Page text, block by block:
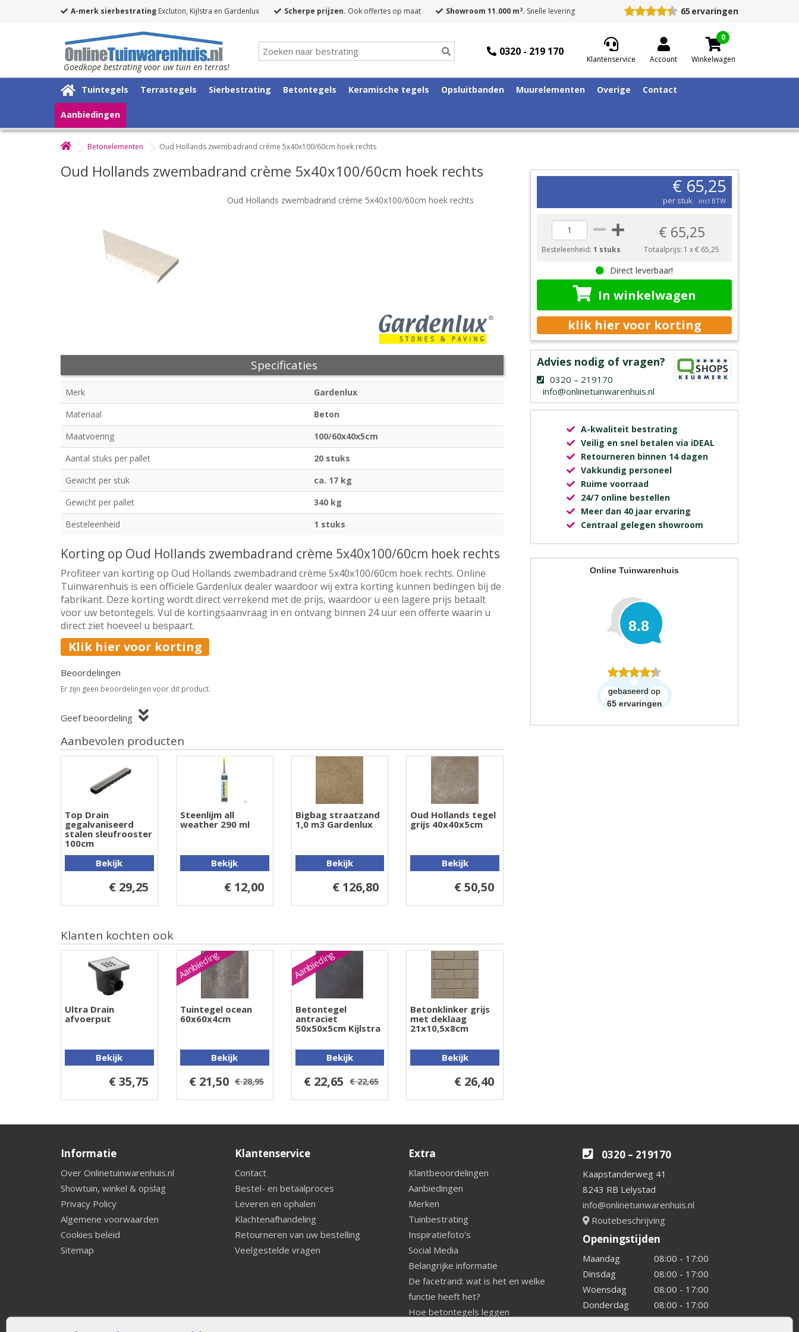
A-merk sierbestrating Excluton, Kijlstra en Gardenlux Scherpe prijzen. Ook offertes op maat Showroom 11.000 m2. Snelle levering 65 ervaringen
Goedkope bestrating voor uw tuin en terras!
0320 - 219 170
Klantenservice Account
0
Winkelwagen
Tuintegels Terrastegels Sierbestrating Betontegels Keramische tegels Opsluitbanden Muurelementen Overige Contact
Aanbiedingen
Betonelementen Oud Hollands zwembadrand crème 5x40x100/60cm hoek rechts
Oud Hollands zwembadrand crème 5x40x100/60cm hoek rechts
Oud Hollands zwembadrand crème 5x40x100/60cm hoek rechts
Specificaties
Merk
Gardenlux
Materiaal
Beton
Maatvoering
100/60x40x5cm
Aantal stuks per pallet
20 stuks
Gewicht per stuk
ca. 17 kg
Gewicht per pallet
340 kg
Besteleenheid
1 stuks
Korting op Oud Hollands zwembadrand crème 5x40x100/60cm hoek rechts
Profiteer van korting op Oud Hollands zwembadrand crème 5x40x100/60cm hoek rechts. Online
Tuinwarenhuis is een officiele Gardenlux dealer waardoor wij extra korting kunnen bedingen bij de
fabrikant. Deze korting wordt direct verrekend met de prijs, waardoor u een lagere prijs betaalt
voor uw betontegels. Vul de kortingsaanvraag in en ontvang binnen 24 uur een offerte waarin u
direct ziet hoeveel u bespaart.
Klik hier voor korting
Beoordelingen
Er zijn geen beoordelingen voor dit product.
Geef beoordeling
Aanbevolen producten
Top Drain
gegalvaniseerd
stalen sleufrooster
100cm
Bekijk
€ 29,25
Steenlijm all
weather 290 ml
Bekijk
€ 12,00
Bigbag straatzand
1,0 m3 Gardenlux
Bekijk
€ 126,80
Oud Hollands tegel
grijs 40x40x5cm
Bekijk
€ 50,50
Klanten kochten ook
Ultra Drain
afvoerput
Bekijk
€ 35,75
Aanbieding
Tuintegel ocean
60x60x4cm
Bekijk
€ 21,50 € 28,95
Aanbieding
Betontegel
antraciet
50x50x5cm Kijlstra
Bekijk
€ 22,65 € 22,65
Betonklinker grijs
met deklaag
21x10,5x8cm
Bekijk
€ 26,40
€ 65,25
per stuk incl BTW
Besteleenheid:1 stuks
€ 65,25
Totaalprijs: 1 x€ 65,25
Direct leverbaar!
In winkelwagen
klik hier voor korting
Advies nodig of vragen?
0320 – 219170
info@onlinetuinwarenhuis.nl
A-kwaliteit bestrating
Veilig en snel betalen via iDEAL
Retourneren binnen 14 dagen
Vakkundig personeel
Ruime voorraad
24/7 online bestellen
Meer dan 40 jaar ervaring
Centraal gelegen showroom
Online Tuinwarenhuis
8.8
gebaseerd op
65 ervaringen
Informatie
Over Onlinetuinwarenhuis.nl
Showtuin, winkel & opslag
Privacy Policy
Algemene voorwaarden
Cookies beleid
Sitemap
Klantenservice
Contact
Bestel- en betaalproces
Leveren en ophalen
Klachtenafhandeling
Retourneren van uw bestelling
Veelgestelde vragen
Extra
Klantbeoordelingen
Aanbiedingen
Merken
Tuinbestrating
Inspiratiefoto's
Social Media
Belangrijke informatie
De facetrand: wat is het en welke
functie heeft het?
Hoe betontegels leggen
0320 – 219170
Kaapstanderweg 41
8243 RB Lelystad
info@onlinetuinwarenhuis.nl
Routebeschrijving
Openingstijden
Maandag
08:00 - 17:00
Dinsdag
08:00 - 17:00
Woensdag
08:00 - 17:00
Donderdag
08:00 - 17:00
Vrijdag
08:00 - 17:00